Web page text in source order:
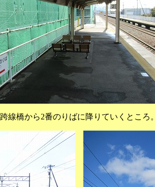
跨線橋から2番のりばに降りていくところ。